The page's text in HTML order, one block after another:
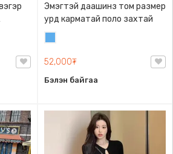
Эмэгтэй даашинз том размер
урд карматай поло захтай
52,000₮
Бэлэн байгаа